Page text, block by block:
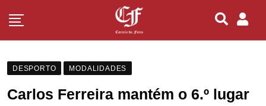
DESPORTO MODALIDADES
Carlos Ferreira mantém o 6.º lugar